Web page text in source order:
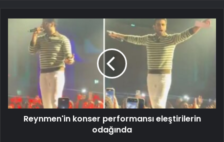
Reynmen'in konser performansı eleştirilerin
odağında